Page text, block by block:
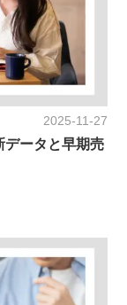
2025-11-27
データと早期売